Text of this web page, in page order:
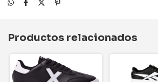
Productos relacionados